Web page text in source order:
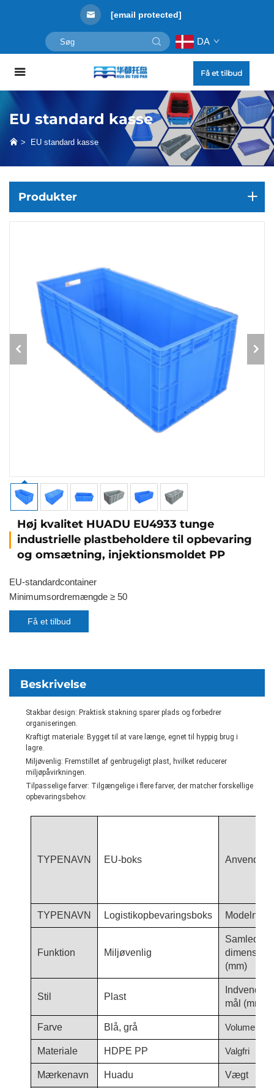
[email protected]
DA
Få et tilbud
EU standard kasse
> EU standard kasse
Produkter
Høj kvalitet HUADU EU4933 tunge
industrielle plastbeholdere til opbevaring
og omsætning, injektionsmoldet PP
EU-standardcontainer
Minimumsordremængde ≥ 50
Få et tilbud
Beskrivelse
Stakbar design: Praktisk stakning sparer plads og forbedrer
organiseringen.
Kraftigt materiale: Bygget til at vare længe, egnet til hyppig brug i
lagre.
Miljøvenlig: Fremstillet af genbrugeligt plast, hvilket reducerer
miljøpåvirkningen.
Tilpasselige farver: Tilgængelige i flere farver, der matcher forskellige
opbevaringsbehov.
TYPENAVN EU-boks
TYPENAVN Logistikopbevaringsboks
Funktion Miljøvenlig
Samlede
(mm)
Stil Plast
Indvendige
mål (mm)
Farve Blå, grå Volumen (L)
Materiale HDPE PP Valgfri
Mærkenavn Huadu Vægt